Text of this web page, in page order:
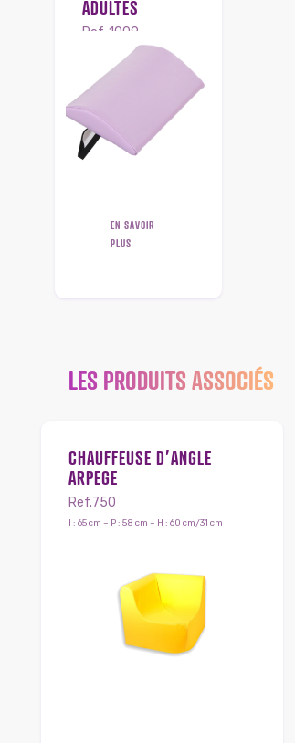
ADULTES
Ref. 1009
L : 45 cm – l : 22.5 cm –
épaisseur : 5.5 cm
EN SAVOIR
PLUS
LES PRODUITS ASSOCIÉS
CHAUFFEUSE D’ANGLE
ARPEGE
Ref.750
l : 65 cm – P : 58 cm – H : 60 cm/31 cm